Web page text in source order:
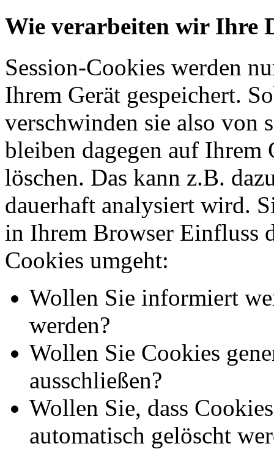
Wie verarbeiten wir Ihre
Session-Cookies werden
Ihrem Gerät gespeichert.
verschwinden sie also von
bleiben dagegen auf Ihrem
löschen. Das kann z.B.
dauerhaft analysiert wird.
in Ihrem Browser Einfluss
Cookies umgeht:
Wollen Sie informiert
werden?
Wollen Sie Cookies
ausschließen?
Wollen Sie, dass
automatisch gelöscht